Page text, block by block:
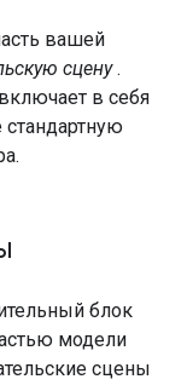
вашей
сцену.
в себя
блок
модели
сцены